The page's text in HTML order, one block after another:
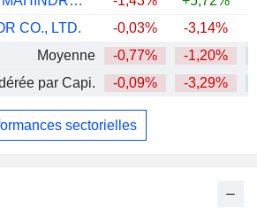
CO., LTD.
-0,03% -3,14%
Moyenne
-0,77% -1,20%
par Capi.
-0,09% -3,29%
sectorielles